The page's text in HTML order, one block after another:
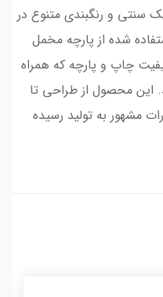
سنتی و رنگبندی متنوع در
شده از پارچه مخمل
چاپ و پارچه که همراه
این محصول از طراحی تا
مشهور به تولید رسیده